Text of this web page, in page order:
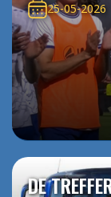
25-05-2026
DE